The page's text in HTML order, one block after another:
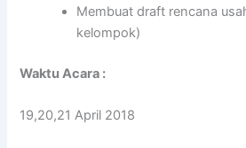
Membuat draft rencana
kelompok)
Waktu Acara :
19,20,21 April 2018